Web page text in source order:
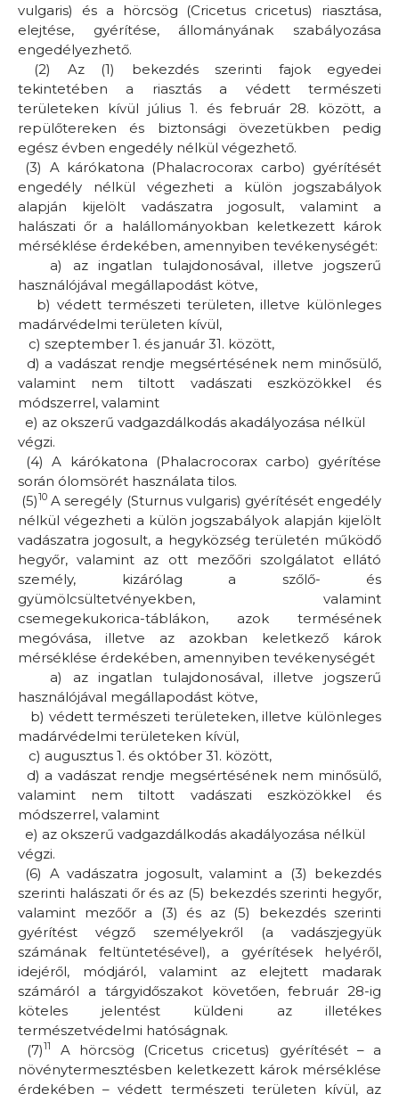
vulgaris) és a hörcsög (Cricetus cricetus) riasztása,
elejtése, gyérítése, állományának szabályozása
engedélyezhető.
(2) Az (1) bekezdés szerinti fajok egyedei
tekintetében a riasztás a védett természeti
területeken kívül július 1. és február 28. között, a
repülőtereken és biztonsági övezetükben pedig
egész évben engedély nélkül végezhető.
(3) A kárókatona (Phalacrocorax carbo) gyérítését
engedély nélkül végezheti a külön jogszabályok
alapján kijelölt vadászatra jogosult, valamint a
halászati őr a halállományokban keletkezett károk
mérséklése érdekében, amennyiben tevékenységét:
a) az ingatlan tulajdonosával, illetve jogszerű
használójával megállapodást kötve,
b) védett természeti területen, illetve különleges
madárvédelmi területen kívül,
c) szeptember 1. és január 31. között,
d) a vadászat rendje megsértésének nem minősülő,
valamint nem tiltott vadászati eszközökkel és
módszerrel, valamint
e) az okszerű vadgazdálkodás akadályozása nélkül
végzi.
(4) A kárókatona
(Phalacrocorax carbo) gyérítése
során ólomsörét használata tilos.
(5)10 A seregély (Sturnus vulgaris) gyérítését engedély
nélkül végezheti a külön jogszabályok alapján kijelölt
vadászatra jogosult, a hegyközség területén működő
hegyőr, valamint az ott mezőőri szolgálatot ellátó
személy, kizárólag a szőlő- és
gyümölcsültetvényekben, valamint
csemegekukorica-táblákon, azok termésének
megóvása, illetve az azokban keletkező károk
mérséklése érdekében, amennyiben tevékenységét
a) az ingatlan tulajdonosával, illetve jogszerű
használójával megállapodást kötve,
b) védett természeti területeken, illetve különleges
madárvédelmi területeken kívül,
c) augusztus 1. és október 31. között,
d) a vadászat rendje megsértésének nem minősülő,
valamint nem tiltott vadászati eszközökkel és
módszerrel, valamint
e) az okszerű vadgazdálkodás akadályozása nélkül
végzi.
(6) A vadászatra jogosult, valamint a (3) bekezdés
szerinti halászati őr és az (5) bekezdés szerinti hegyőr,
valamint mezőőr a (3) és az (5) bekezdés szerinti
gyérítést végző személyekről (a vadászjegyük
számának feltüntetésével), a gyérítések helyéről,
idejéről, módjáról, valamint az elejtett madarak
számáról a tárgyidőszakot követően, február 28-ig
köteles jelentést küldeni az illetékes
természetvédelmi hatóságnak.
(7)11 A hörcsög (Cricetus cricetus) gyérítését – a
növénytermesztésben keletkezett károk mérséklése
érdekében – védett természeti területen kívül, az